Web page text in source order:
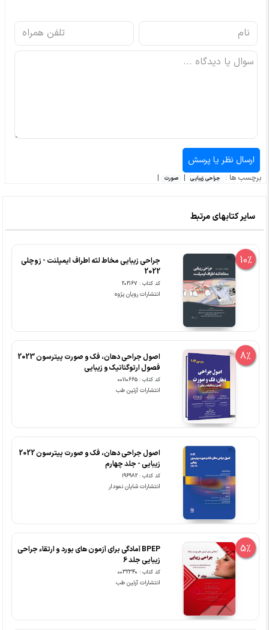
برچسب ها : جراحی زیبایی | صورت |
سایر کتابهای مرتبط
10%
جراحی زیبایی مخاط لثه اطراف ایمپلنت - زوچلی
2022
کد کتاب : 202167
انتشارات رویان پژوه
8%
اصول جراحی دهان، فک و صورت پیترسون 2023
فصول ارتوگناتیک و زیبایی
کد کتاب : 00110665
انتشارات آرتین طب
اصول جراحی دهان، فک و صورت پیترسون 2022
زیبایی - جلد چهارم
کد کتاب : 196982
انتشارات شایان نمودار
5%
BPEP آمادگی برای آزمون های بورد و ارتقاء جراحی
زیبایی جلد 6
کد کتاب : 0032340
انتشارات آرتین طب